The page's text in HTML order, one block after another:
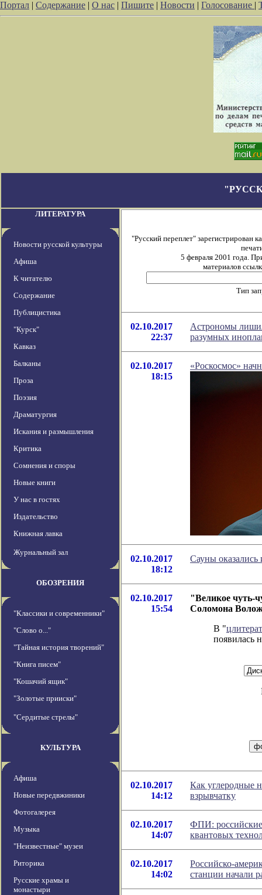
Портал | Содержание | О нас | Пишите | Новости | Голосование |
ЛИТЕРАТУРА
Новости русской культуры
Афиша
К читателю
Содержание
Публицистика
"Курск"
Кавказ
Балканы
Проза
Поэзия
Драматургия
Искания и размышления
Критика
Сомнения и споры
Новые книги
У нас в гостях
Издательство
Книжная лавка
Журнальный зал
ОБОЗРЕНИЯ
"Классики и современники"
"Слово о..."
"Тайная история творений"
"Книга писем"
"Кошачий ящик"
"Золотые прииски"
"Сердитые стрелы"
КУЛЬТУРА
Афиша
Новые передвжиники
Фотогалерея
Музыка
"Неизвестные" музеи
Риторика
Русские храмы и
монастыри
"Русский переплет" зарегистрирован
5 февраля 2001 года.
материалов
Тип
02.10.2017
22:37
Астрономы
разумных
02.10.2017
18:15
«Роскосмос»
02.10.2017
18:12
Сауны оказались
02.10.2017
15:54
"Великое чуть-
Соломона
В "
появилась
02.10.2017
14:12
Как углеродные
взрывчатку
02.10.2017
14:07
ФПИ: российские
квантовых
02.10.2017
14:02
Российско-
станции начали